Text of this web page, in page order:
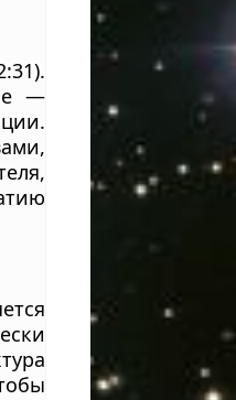
—